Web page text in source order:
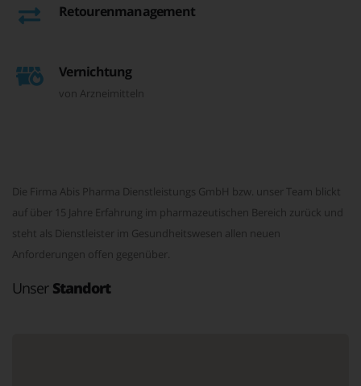
Retourenmanagement
Vernichtung
von Arzneimitteln
Die Firma Abis Pharma Dienstleistungs GmbH bzw. unser Team blickt
auf über 15 Jahre Erfahrung im pharmazeutischen Bereich zurück und
steht als Dienstleister im Gesundheitswesen allen neuen
Anforderungen offen gegenüber.
Unser Standort